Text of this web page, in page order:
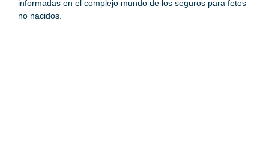
informadas en el complejo mundo de los seguros para fetos
no nacidos.